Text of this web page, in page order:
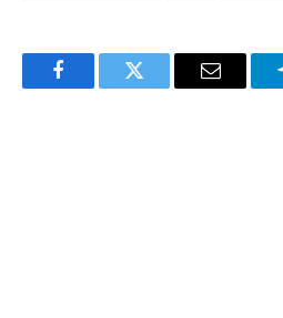
FacebookTwitter Email